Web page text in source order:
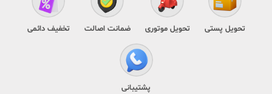
تحویل پستی تحویل موتوری ضمانت اصالت تخفیف دائمی
پشتیبانی